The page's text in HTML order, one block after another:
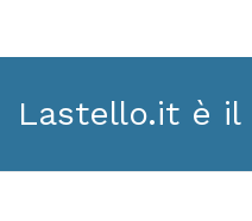
Lastello.it è